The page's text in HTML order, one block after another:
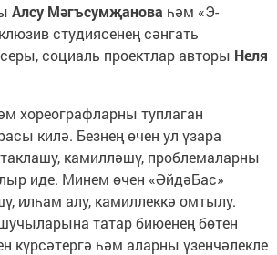
Алсу Мәгъсумҗанова һәм «Э-
студиясенең сәнгать
социаль проектлар авторы Неля
хореографларны туплаган
килә. Безнең өчен ул үзара
камилләшү, проблемаларны
иде. Минем өчен «ӘйдәБас»
илһам алу, камиллеккә омтылу.
татар биюенең бөтен
күрсәтергә һәм аларны үзенчәлекле